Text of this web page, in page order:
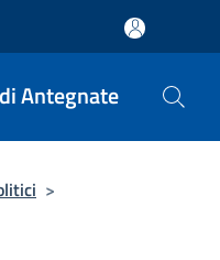
Antegnate
>